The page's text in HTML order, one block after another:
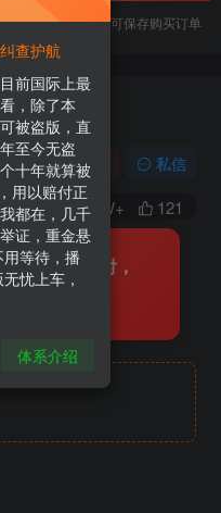
建议登陆后购买，可保存购买订单
关注 私信
1.2W+ 121
版！盗版赔付，
查护航
前国际上最
，除了本
被盗版，直
至今无盗
十年就算被
用以赔付正
都在，几千
证，重金悬
等待，播
忧上车，
体系介绍